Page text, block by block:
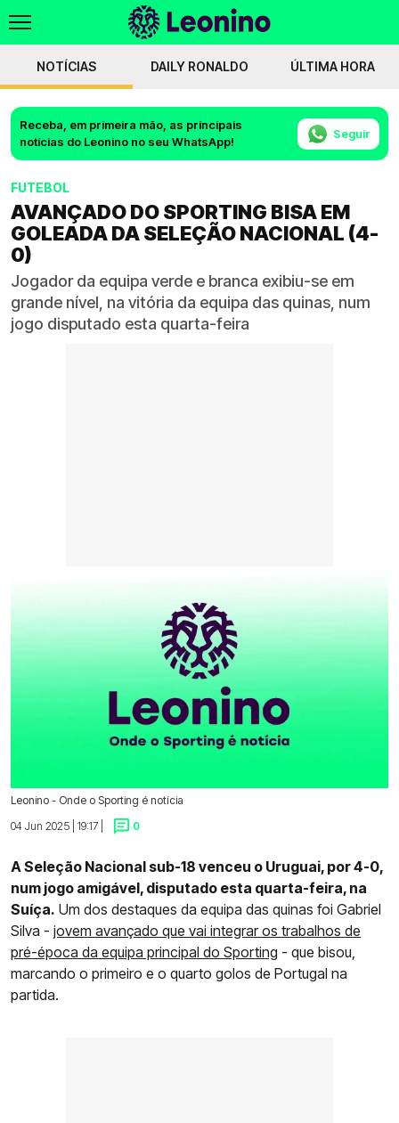
NOTÍCIAS DAILY RONALDO ÚLTIMA HORA
Receba, em primeira mão, as principais
notícias do Leonino no seu WhatsApp!
Seguir
FUTEBOL
AVANÇADO DO SPORTING BISA EM
GOLEADA DA SELEÇÃO NACIONAL (4-
0)
Jogador da equipa verde e branca exibiu-se em
grande nível, na vitória da equipa das quinas, num
jogo disputado esta quarta-feira
Leonino - Onde o Sporting é notícia
04 Jun 2025 | 19:17 |
0
A Seleção Nacional sub-18 venceu o Uruguai, por 4-0,
num jogo amigável, disputado esta quarta-feira, na
Suíça. Um dos destaques da equipa das quinas foi Gabriel
Silva - jovem avançado que vai integrar os trabalhos de
pré-época da equipa principal do Sporting - que bisou,
marcando o primeiro e o quarto golos de Portugal na
partida.